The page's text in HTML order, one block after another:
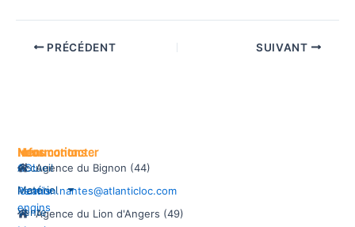
PRÉCÉDENT SUIVANT
Informations
CGL
Permis
engins
Menu
Accueil
Matériel
Vente
Nous contacter
Agence du Bignon (44)
location.nantes@atlanticloc.com
Agence du Lion d'Angers (49)